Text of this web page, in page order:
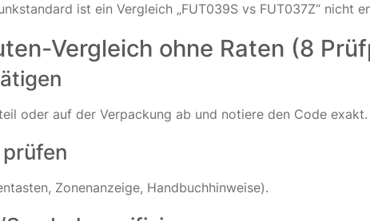
ist ein Vergleich „FUT039S vs FUT037Z“ nicht
Vergleich ohne Raten (8
oder auf der Verpackung ab und notiere den Code exakt.
Zonenanzeige, Handbuchhinweise).